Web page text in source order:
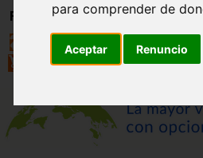
para comprender de
Aceptar Renuncio
Registro